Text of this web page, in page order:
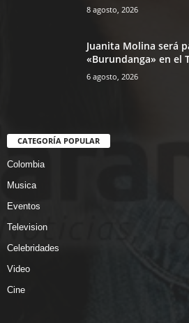
8 agosto, 2026
Juanita Molina será
«Burundanga» en el
6 agosto, 2026
CATEGORÍA POPULAR
Colombia
Musica
Eventos
Television
Celebridades
Video
Cine